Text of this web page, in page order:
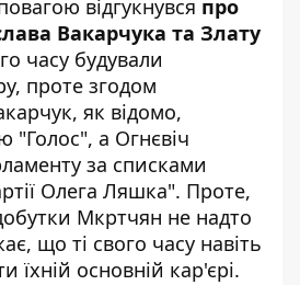
відгукнувся про
Вакарчука та Злату
часу будували
проте згодом
як відомо,
"Голос", а Огнєвіч
за списками
Олега Ляшка". Проте,
Мкртчян не надто
що ті свого часу навіть
їхній основній кар'єрі.